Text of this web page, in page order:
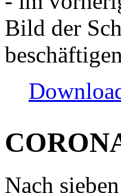
Bild der
Nach